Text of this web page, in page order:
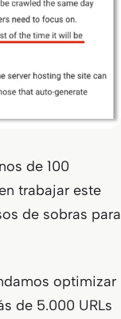
de 100
trabajar este
de sobras para
optimizar
de 5.000 URLs